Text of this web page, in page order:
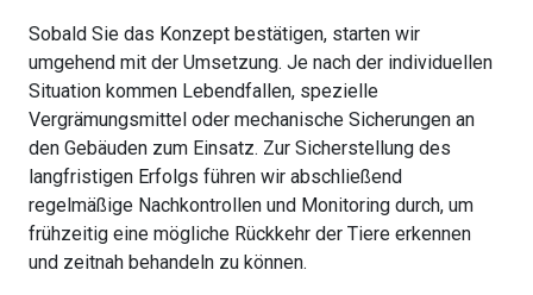
Sobald Sie das Konzept bestätigen, starten wir
umgehend mit der Umsetzung. Je nach der individuellen
Situation kommen Lebendfallen, spezielle
Vergrämungsmittel oder mechanische Sicherungen an
den Gebäuden zum Einsatz. Zur Sicherstellung des
langfristigen Erfolgs führen wir abschließend
regelmäßige Nachkontrollen und Monitoring durch, um
frühzeitig eine mögliche Rückkehr der Tiere erkennen
und zeitnah behandeln zu können.